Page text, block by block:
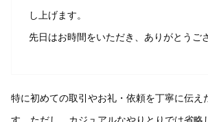
し上げます。
先日はお時間をいただき、ありがとうご
特に初めての取引やお礼・依頼を丁寧に伝え